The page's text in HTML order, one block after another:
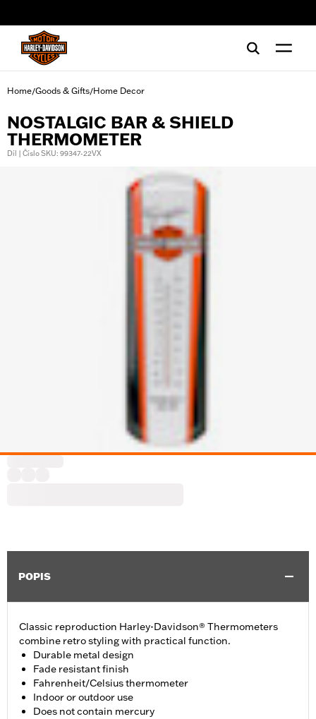
Home/Goods & Gifts/Home Decor
NOSTALGIC BAR & SHIELD
THERMOMETER
Díl | Číslo SKU: 99347-22VX
POPIS
Classic reproduction Harley-Davidson® Thermometers
combine retro styling with practical function.
Durable metal design
Fade resistant finish
Fahrenheit/Celsius thermometer
Indoor or outdoor use
Does not contain mercury